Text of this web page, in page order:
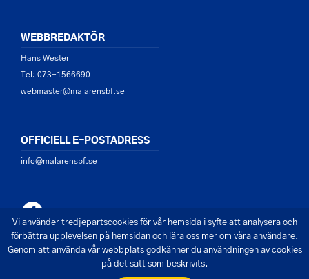
WEBBREDAKTÖR
Hans Wester
Tel: 073-1566690
webmaster@malarensbf.se
OFFICIELL E-POSTADRESS
info@malarensbf.se
© 2026 - Mälarens Båtförbund
Vi använder tredjepartscookies för vår hemsida i syfte att analysera och
förbättra upplevelsen på hemsidan och lära oss mer om våra användare.
Genom att använda vår webbplats godkänner du användningen av cookies
på det sätt som beskrivits.